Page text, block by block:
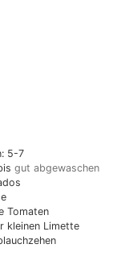
5-7
gut abgewaschen
Tomaten
kleinen Limette